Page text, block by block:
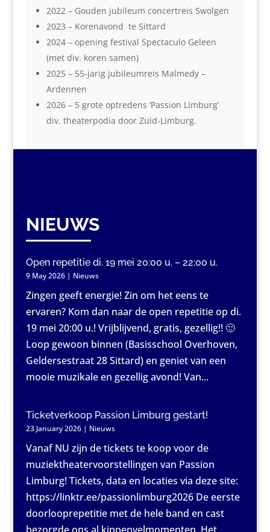
2022 – Gouden jubileum concertreis Swolgen
2023 – Korenavond te Sittard
2024 – opening festival Spectaculo Geleen
(met div. koren samen)
2025 – 55-jarig jubileumreis Malmedy –
Ardennen
2026 – 5 grote optredens ‘Passion Limburg’
div. theaterpodia door Zuid-Limburg.
NIEUWS
Open repetitie di. 19 mei 20:00 u. – 22:00 u.
9 May 2026| Nieuws
Zingen geeft energie! Zin om het eens te
ervaren? Kom dan naar de open repetitie op di.
19 mei 20:00 u.! Vrijblijvend, gratis, gezellig!! 🙂
Loop gewoon binnen (Basisschool Overhoven,
Geldersestraat 28 Sittard) en geniet van een
mooie muzikale en gezellig avond! Van...
Ticketverkoop Passion Limburg gestart!
23 January 2026| Nieuws
Vanaf NU zijn de tickets te koop voor de
muziektheatervoorstellingen van Passion
Limburg! Tickets, data en locaties via deze site:
https://linktr.ee/passionlimburg2026 De eerste
doorlooprepetitie met de hele band en cast
bezorgde ons al kippenvelmomenten. Het